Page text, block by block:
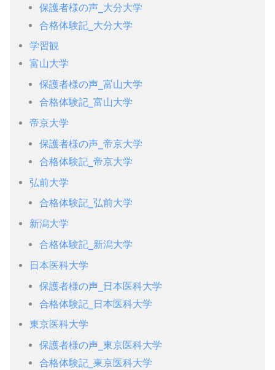
保護者様の声_大分大学
合格体験記_大分大学
学習観
富山大学
保護者様の声_富山大学
合格体験記_富山大学
帝京大学
保護者様の声_帝京大学
合格体験記_帝京大学
弘前大学
合格体験記_弘前大学
新潟大学
合格体験記_新潟大学
日本医科大学
保護者様の声_日本医科大学
合格体験記_日本医科大学
東京医科大学
保護者様の声_東京医科大学
合格体験記_東京医科大学